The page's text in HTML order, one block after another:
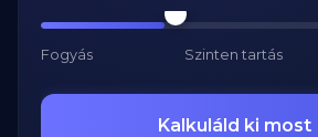
Fogyás Szinten tartás
Kalkuláld ki most